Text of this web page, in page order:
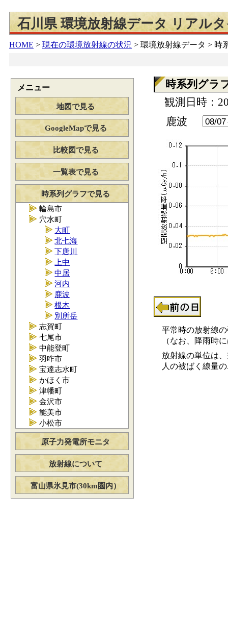
石川県 環境放射線データ リアル
HOME > 現在の環境放射線の状況 > 環境放射線データ > 時
メニュー
地図で見る
GoogleMapで見る
比較図で見る
一覧表で見る
時系列グラフで見る
輪島市
穴水町
大町
北七海
下唐川
上中
中居
河内
鹿波
根木
別所岳
志賀町
七尾市
中能登町
羽咋市
宝達志水町
かほく市
津幡町
金沢市
能美市
小松市
原子力発電所モニタ
放射線について
富山県氷見市(30km圏内）
時系列グラ
観測日時：
鹿波
平常時の放射線の
（なお、降雨時に
放射線の単位は、
人の被ばく線量の